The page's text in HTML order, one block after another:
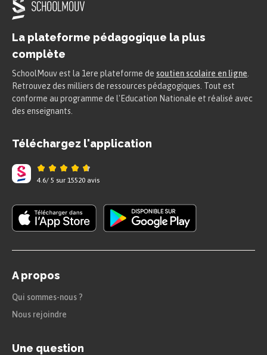
La plateforme pédagogique la plus
complète
SchoolMouv est la 1ere plateforme de soutien scolaire en ligne
Retrouvez des milliers de ressources pédagogiques. Tout est
conforme au programme de l'Education Nationale et réalisé avec
des enseignants.
Téléchargez l'application
4.6/ 5 sur 15520 avis
A propos
Qui sommes-nous ?
Nous rejoindre
Une question